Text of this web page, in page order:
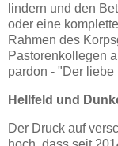
lindern und den
oder eine
Rahmen des
Pastorenkollegen
pardon - "Der
Hellfeld und
Der Druck auf